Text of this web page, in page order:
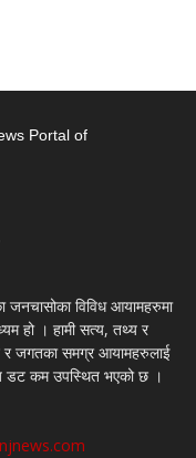
विविध आयामहरुमा
हो । हामी सत्य, तथ्य र
र जगतका समग्र आयामहरुलाई
डट कम उपस्थित भएको छ ।